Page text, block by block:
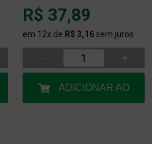
R$ 37,89
em 12x de R$ 3,16sem juros
- +